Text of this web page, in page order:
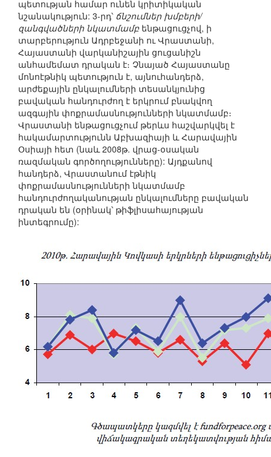
պետության համար ունեն կրիտիկական
նշանակություն: 3-րդ՝ ճնշումներ խմբերի/
զանգվածների նկատմամբ ենթացուցչով, ի
տարբերություն Ադրբեջանի ու Վրաստանի,
Հայաստանի վարկանիշային ցուցանիշն
անհամեմատ դրական է։ Չնայած Հայաստանը
մոնոէթնիկ պետություն է, այնուհանդերձ,
արժեքային ընկալումների տեսանկյունից
բավական հանդուրժող է երկրում բնակվող
ազգային փոքրամասնությունների նկատմամբ։
Վրաստանի ենթացուցչում թերևս հաշվարկվել է
հակամարտությունն Աբխազիայի և Հարավային
Օսիայի հետ (նաև 2008թ. վրաց-օսական
ռազմական գործողությունները): Այդքանով
հանդերձ, Վրաստանում էթնիկ
փոքրամասնությունների նկատմամբ
հանդուրժողականության ընկալումները բավական
դրական են (օրինակ՝ թիֆլիսահայության
ինտեգրումը):